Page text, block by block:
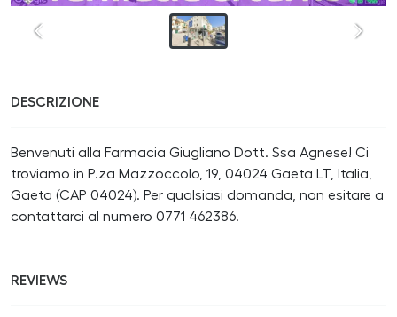
DESCRIZIONE
Benvenuti alla Farmacia Giugliano Dott. Ssa Agnese! Ci
troviamo in P.za Mazzoccolo, 19, 04024 Gaeta LT, Italia,
Gaeta (CAP 04024). Per qualsiasi domanda, non esitare a
contattarci al numero 0771 462386.
REVIEWS